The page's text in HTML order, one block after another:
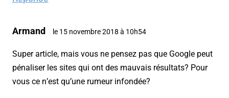
Armand le 15 novembre 2018 à 10h54
Super article, mais vous ne pensez pas que Google peut
pénaliser les sites qui ont des mauvais résultats? Pour
vous ce n’est qu’une rumeur infondée?